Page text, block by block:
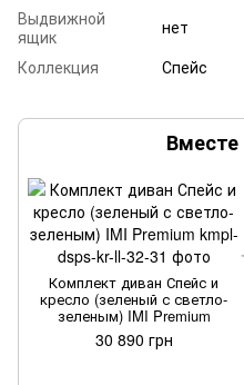
Выдвижной
ящик
нет
Коллекция
Спейс
Комплект диван Спейс и
кресло (зеленый с светло-
зеленым) IMI Premium
30 890 грн